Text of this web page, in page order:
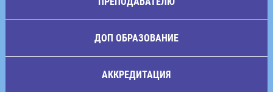
ДОП ОБРАЗОВАНИЕ
АККРЕДИТАЦИЯ